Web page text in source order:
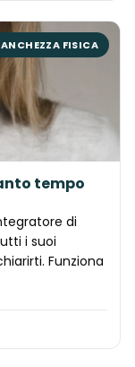
FISICA
tempo
di
i suoi
Funziona